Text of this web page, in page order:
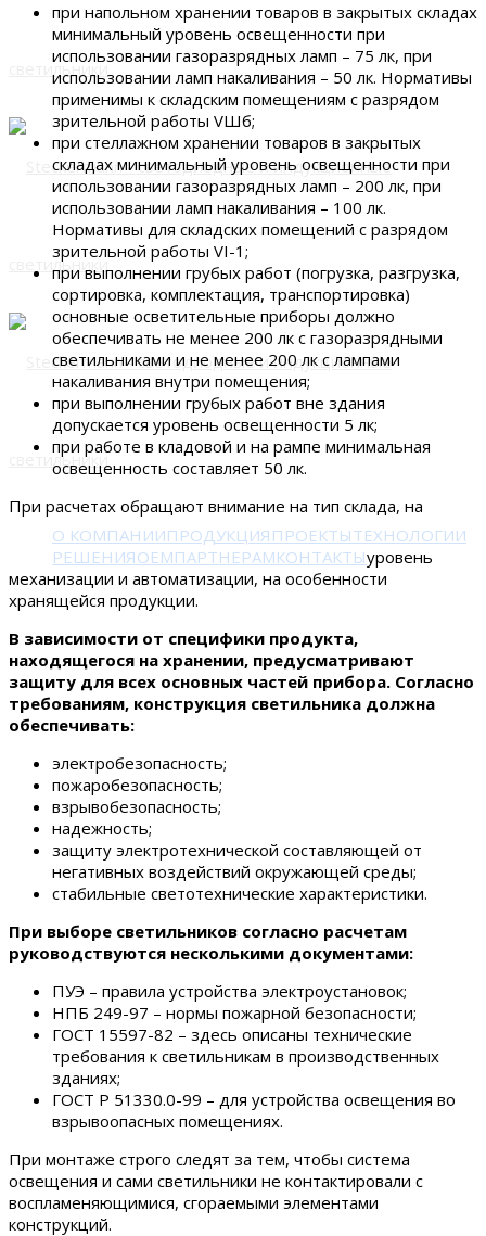
О КОМПАНИИПРОДУКЦИЯ ПРОЕКТЫТЕХНОЛОГИИ
РЕШЕНИЯOEMПАРТНЕРАМКОНТАКТЫ
при напольном хранении товаров в закрытых складах
минимальный уровень освещенности при
использовании газоразрядных ламп – 75 лк, при
использовании ламп накаливания – 50 лк. Нормативы
применимы к складским помещениям с разрядом
зрительной работы VШб;
при стеллажном хранении товаров в закрытых
складах минимальный уровень освещенности при
использовании газоразрядных ламп – 200 лк, при
использовании ламп накаливания – 100 лк.
Нормативы для складских помещений с разрядом
зрительной работы VI-1;
при выполнении грубых работ (погрузка, разгрузка,
сортировка, комплектация, транспортировка)
основные осветительные приборы должно
обеспечивать не менее 200 лк с газоразрядными
светильниками и не менее 200 лк с лампами
накаливания внутри помещения;
при выполнении грубых работ вне здания
допускается уровень освещенности 5 лк;
при работе в кладовой и на рампе минимальная
освещенность составляет 50 лк.
При расчетах обращают внимание на тип склада, на
уровень
механизации и автоматизации, на особенности
хранящейся продукции.
В зависимости от специфики продукта,
находящегося на хранении, предусматривают
защиту для всех основных частей прибора. Согласно
требованиям, конструкция светильника должна
обеспечивать:
электробезопасность;
пожаробезопасность;
взрывобезопасность;
надежность;
защиту электротехнической составляющей от
негативных воздействий окружающей среды;
стабильные светотехнические характеристики.
При выборе светильников согласно расчетам
руководствуются несколькими документами:
ПУЭ – правила устройства электроустановок;
НПБ 249-97 – нормы пожарной безопасности;
ГОСТ 15597-82 – здесь описаны технические
требования к светильникам в производственных
зданиях;
ГОСТ Р 51330.0-99 – для устройства освещения во
взрывоопасных помещениях.
При монтаже строго следят за тем, чтобы система
освещения и сами светильники не контактировали с
воспламеняющимися, сгораемыми элементами
конструкций.